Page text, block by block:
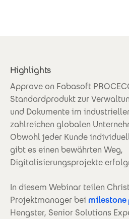
Highlights
Approve on Fabasoft
Standardprodukt zur
und Dokumente im
zahlreichen globalen
Obwohl jeder Kunde
gibt es einen bewährten Weg,
Digitalisierungsprojekte
In diesem Webinar teilen
Projektmanager bei milestone
Hengster, Senior Solutions